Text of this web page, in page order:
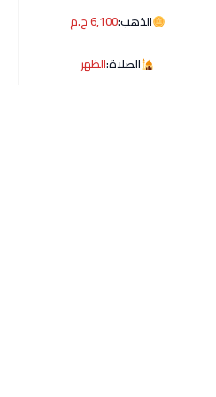
الذهب:6,100 ج.م
الصلاة:الظهر